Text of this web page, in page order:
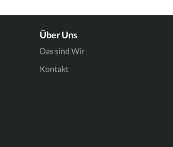
Über Uns
Das sind Wir
Kontakt